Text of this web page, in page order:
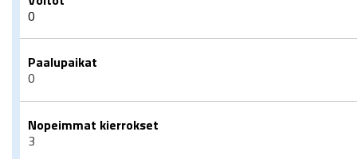
0
Paalupaikat
0
Nopeimmat kierrokset
3